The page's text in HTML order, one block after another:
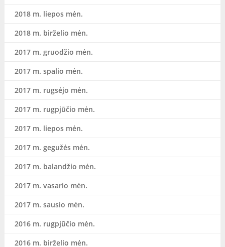
2018 m. liepos mėn.
2018 m. birželio mėn.
2017 m. gruodžio mėn.
2017 m. spalio mėn.
2017 m. rugsėjo mėn.
2017 m. rugpjūčio mėn.
2017 m. liepos mėn.
2017 m. gegužės mėn.
2017 m. balandžio mėn.
2017 m. vasario mėn.
2017 m. sausio mėn.
2016 m. rugpjūčio mėn.
2016 m. birželio mėn.